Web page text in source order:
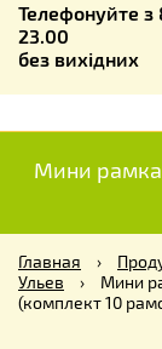
Телефонуйте з
23.00
без вихідних
Мини рамка
Главная ›
Ульев
›
Мини
(комплект 10